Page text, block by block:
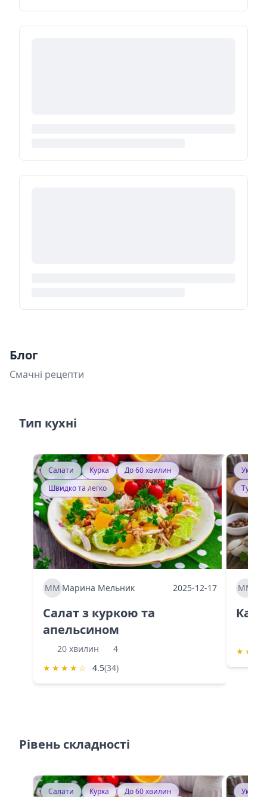
Блог
Смачні рецепти
Тип кухні
Салати Курка
До 60 хвилин
Швидко та легко
ММ Марина Мельник 2025-12-17
Салат з куркою та
апельсином
20 хвилин
4
★ ★ ★ ★ ☆ 4.5(34)
ММ
★ ★
Рівень складності
Салати Курка
До 60 хвилин